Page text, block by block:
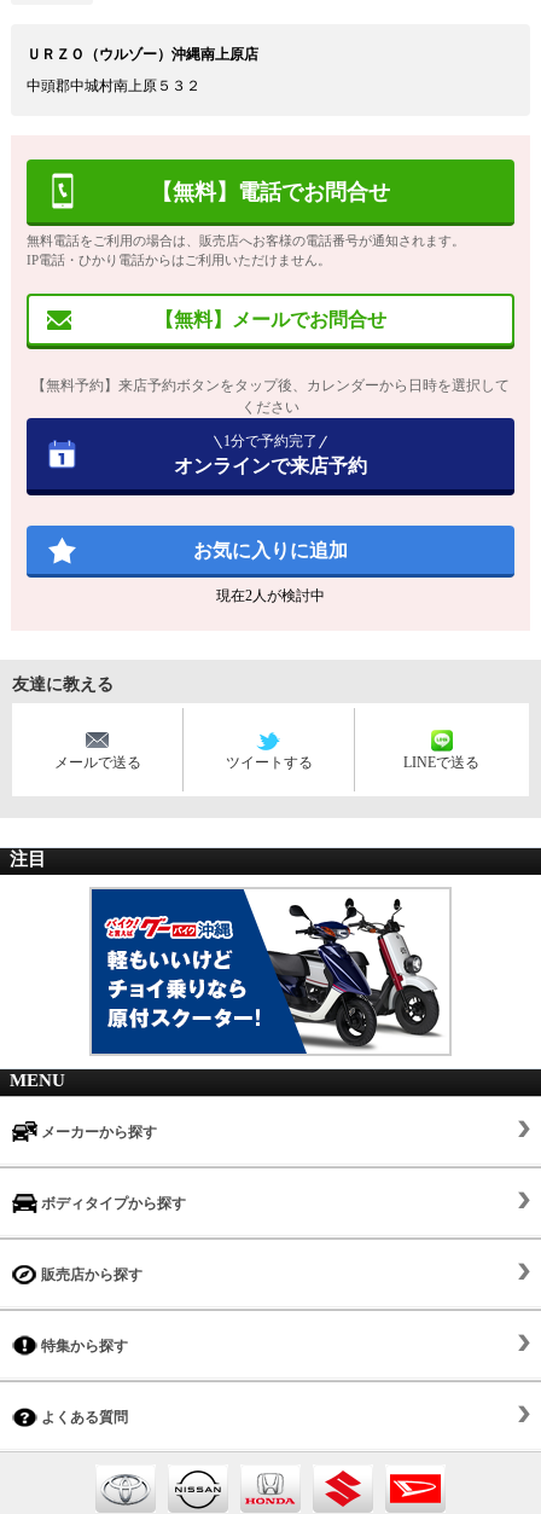
ＵＲＺＯ（ウルゾー）沖縄南上原店
中頭郡中城村南上原５３２
【無料】電話でお問合せ
無料電話をご利用の場合は、販売店へお客様の電話番号が通知されます。
IP電話・ひかり電話からはご利用いただけません。
【無料】メールでお問合せ
【無料予約】来店予約ボタンをタップ後、カレンダーから日時を選択して
ください
1分で予約完了
オンラインで来店予約
お気に入りに追加
現在2人が検討中
友達に教える
メールで送る ツイートする LINEで送る
注目
MENU
メーカーから探す
ボディタイプから探す
販売店から探す
特集から探す
よくある質問